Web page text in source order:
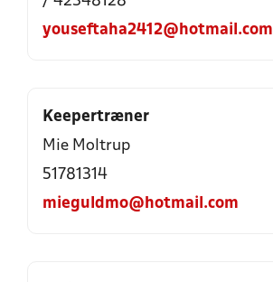
youseftaha2412@hotmail.com
Keepertræner
Mie Moltrup
51781314
mieguldmo@hotmail.com